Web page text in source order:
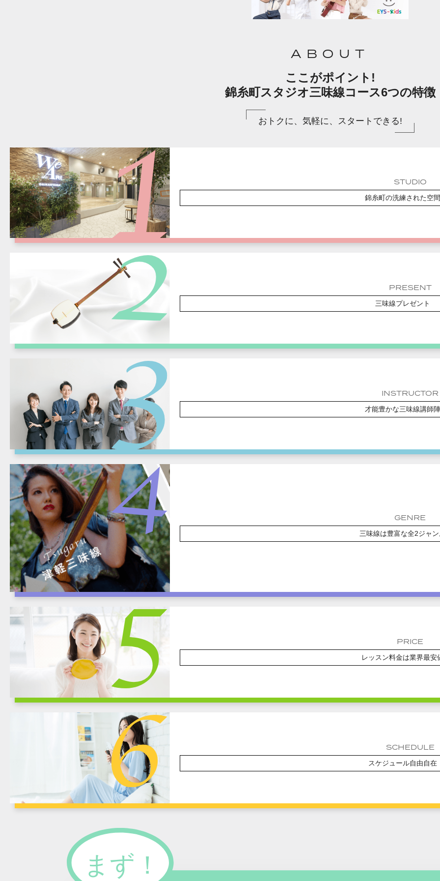
ABOUT
ここがポイント!
錦糸町スタジオ三味線コース6つの特徴
おトクに、気軽に、スタートできる!
STUDIO
錦糸町の洗練された空間
PRESENT
三味線プレゼント
INSTRUCTOR
才能豊かな三味線講師陣
GENRE
三味線は豊富な全2ジャ
PRICE
レッスン料金は業界最安
SCHEDULE
スケジュール自由自在